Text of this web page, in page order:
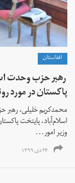
افغانستان
رهبر حزب وحدت
پاکستان در مورد
محمدکریم خلیلی، رهبر
اسلام‌آباد، پایتخت
وزیر امور...
۲۴ دی ۱۳۹۹